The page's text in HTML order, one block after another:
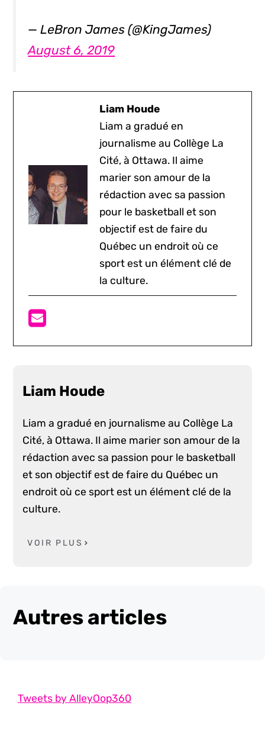
— LeBron James (@KingJames)
August 6, 2019
Liam Houde
Liam a gradué en
journalisme au Collège La
Cité, à Ottawa. Il aime
marier son amour de la
rédaction avec sa passion
pour le basketball et son
objectif est de faire du
Québec un endroit où ce
sport est un élément clé de
la culture.
Liam Houde
Liam a gradué en journalisme au Collège La
Cité, à Ottawa. Il aime marier son amour de la
rédaction avec sa passion pour le basketball
et son objectif est de faire du Québec un
endroit où ce sport est un élément clé de la
culture.
VOIR PLUS
Autres articles
Tweets by AlleyOop360